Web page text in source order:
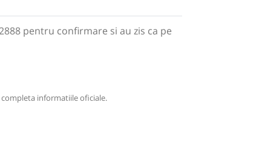
pentru confirmare si au zis ca pe
informatiile oficiale.